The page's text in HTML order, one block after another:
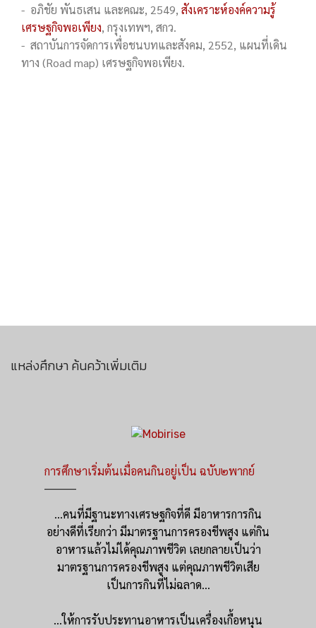
- อภิชัย พันธเสน และคณะ, 2549, สังเคราะห์องค์ความรู้
เศรษฐกิจพอเพียง, กรุงเทพฯ, สกว.
- สถาบันการจัดการเพื่อชนบทและสังคม, 2552,​ แผนที่เดิน
ทาง (Road map) เศรษฐกิจพอเพียง.
แหล่งศึกษา ค้นคว้าเพิ่มเติม
การศึกษาเริ่มต้นเมื่อคนกินอยู่เป็น ฉบับ๒พากย์
...คนที่มีฐานะทางเศรษฐกิจที่ดี มีอาหารการกิน
อย่างดีที่เรียกว่า มีมาตรฐานการครองชีพสูง แต่กิน
อาหารแล้วไม่ได้คุณภาพชีวิต เลยกลายเป็นว่า
มาตรฐานการครองชีพสูง แต่คุณภาพชีวิตเสีย
เป็นการกินที่ไม่ฉลาด...
...ให้การรับประทานอาหารเป็นเครื่องเกื้อหนุน